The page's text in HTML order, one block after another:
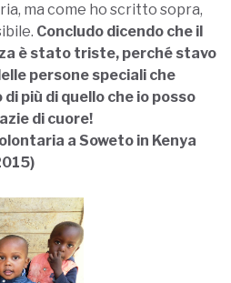
ma come ho scritto sopra,
Concludo dicendo che il
è stato triste, perché stavo
persone speciali che
più di quello che io posso
di cuore!
a Soweto in Kenya